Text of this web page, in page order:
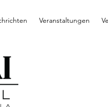
Veranstaltungen